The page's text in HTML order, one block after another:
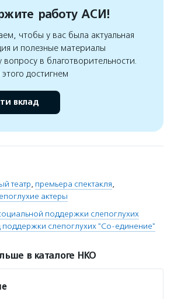
работу АСИ!
чтобы у вас была актуальная
и полезные материалы
в благотворительности.
достигнем
вклад
театр, премьера спектакля,
актеры
поддержки слепоглухих
слепоглухих "Со-единение"
в каталоге НКО